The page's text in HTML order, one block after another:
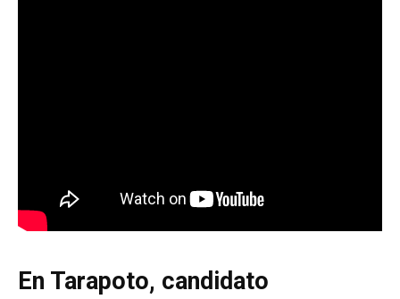
En Tarapoto, candidato